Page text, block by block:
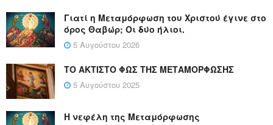
Γιατί η Μεταμόρφωση του Χριστού έγινε στο
όρος Θαβώρ; Οι δύο ήλιοι.
5 Αυγούστου 2026
ΤΟ ΑΚΤΙΣΤΟ ΦΩΣ ΤΗΣ ΜΕΤΑΜΟΡΦΩΣΗΣ
5 Αυγούστου 2025
Η νεφέλη της Μεταμόρφωσης